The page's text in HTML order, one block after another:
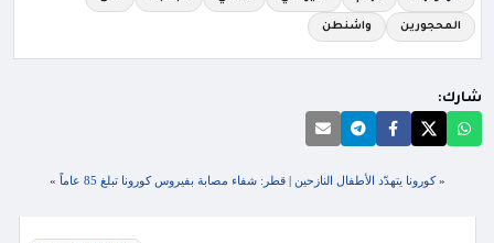
المحجورين واشنطن
شارك:
«كورونا يتهدّد الأطفال النازحين |قطر: شفاء مصابة بفيروس كورونا تبلغ 85 عاماً »